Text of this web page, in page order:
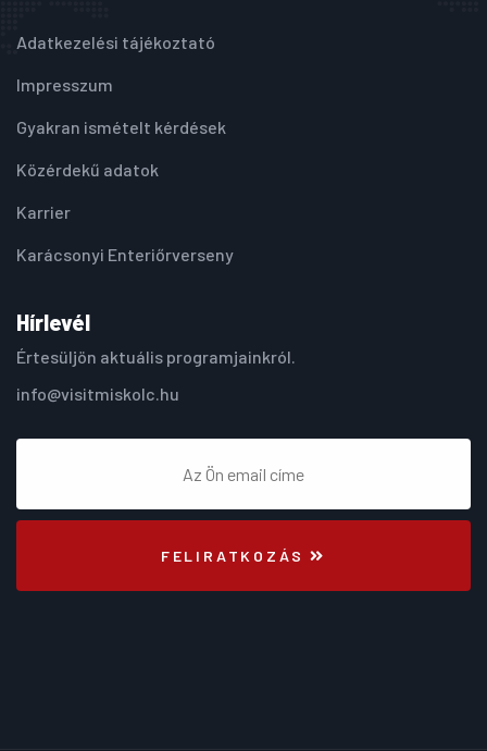
Adatkezelési tájékoztató
Impresszum
Gyakran ismételt kérdések
Közérdekű adatok
Karrier
Karácsonyi Enteriőrverseny
Hírlevél
Értesüljön aktuális programjainkról.
info@visitmiskolc.hu
FELIRATKOZÁS